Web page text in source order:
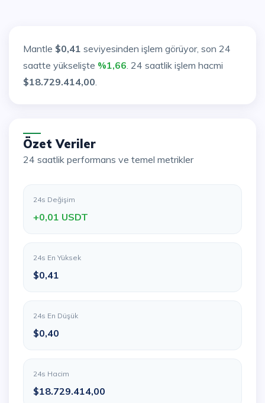
Mantle $0,41 seviyesinden işlem görüyor, son 24
saatte yükselişte %1,66. 24 saatlik işlem hacmi
$18.729.414,00.
Özet Veriler
24 saatlik performans ve temel metrikler
24s Değişim
+0,01 USDT
24s En Yüksek
$0,41
24s En Düşük
$0,40
24s Hacim
$18.729.414,00